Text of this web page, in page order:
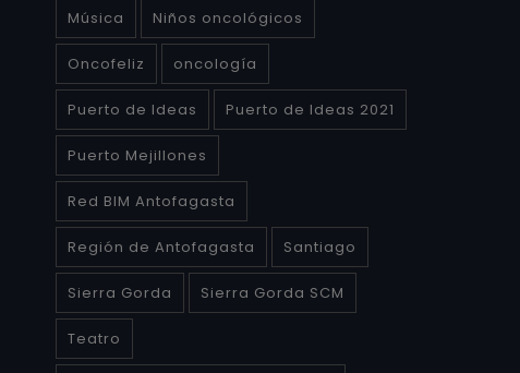
Música Niños oncológicos
Oncofeliz oncología
Puerto de Ideas Puerto de Ideas 2021
Puerto Mejillones
Red BIM Antofagasta
Región de Antofagasta Santiago
Sierra Gorda Sierra Gorda SCM
Teatro